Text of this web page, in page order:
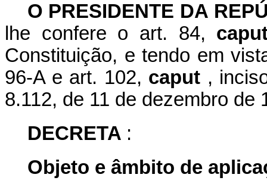
O PRESIDENTE DA
lhe confere o art. 84,
Constituição, e tendo em
96-A e art. 102, caput ,
8.112, de 11 de dezembro de
DECRETA :
Objeto e âmbito de